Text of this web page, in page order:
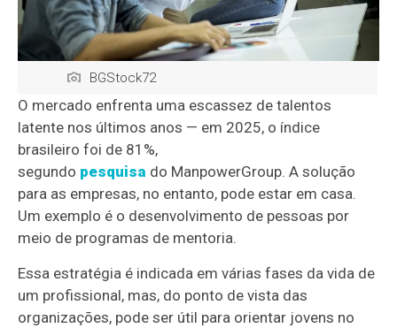
BGStock72
O mercado enfrenta uma escassez de talentos
latente nos últimos anos — em 2025, o índice
brasileiro foi de 81%,
segundo pesquisa do ManpowerGroup. A solução
para as empresas, no entanto, pode estar em casa.
Um exemplo é o desenvolvimento de pessoas por
meio de programas de mentoria.
Essa estratégia é indicada em várias fases da vida de
um profissional, mas, do ponto de vista das
organizações, pode ser útil para orientar jovens no